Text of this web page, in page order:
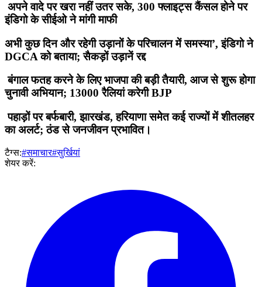
अपने वादे पर खरा नहीं उतर सके, 300 फ्लाइट्स कैंसल होने पर
इंडिगो के सीईओ ने मांगी माफी
अभी कुछ दिन और रहेगी उड़ानों के परिचालन में समस्या’, इंडिगो ने
DGCA को बताया; सैकड़ों उड़ानें रद्द
बंगाल फतह करने के लिए भाजपा की बड़ी तैयारी, आज से शुरू होगा
चुनावी अभियान; 13000 रैलियां करेगी BJP
पहाड़ों पर बर्फबारी, झारखंड, हरियाणा समेत कई राज्यों में शीतलहर
का अलर्ट; ठंड से जनजीवन प्रभावित।
टैग्स:#समाचार#सुर्खियां
शेयर करें: